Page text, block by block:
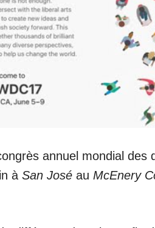
annuel mondial des
à San José au McEnery